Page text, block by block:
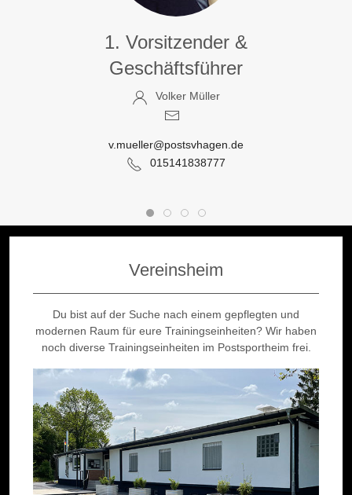
1. Vorsitzender &
Geschäftsführer
Volker Müller
v.mueller@postsvhagen.de
015141838777
Vereinsheim
Du bist auf der Suche nach einem gepflegten und
modernen Raum für eure Trainingseinheiten? Wir haben
noch diverse Trainingseinheiten im Postsportheim frei.